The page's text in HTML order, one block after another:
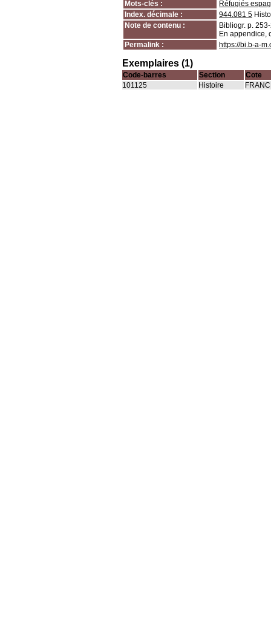
Mots-clés :
Réfugiés
Index. décimale :
944.081 5
Note de contenu :
Bibliogr. p.
En appendice,
Permalink :
https://bi.b-a-
Exemplaires (1)
Code-barres Section
Cote
101125
Histoire